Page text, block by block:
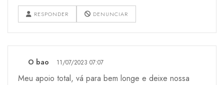
RESPONDER DENUNCIAR
O bao 11/07/2023 07:07
Meu apoio total, vá para bem longe e deixe nossa